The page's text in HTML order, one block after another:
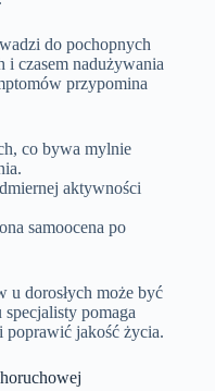
do pochopnych
i czasem nadużywania
przypomina
co bywa mylnie
aktywności
samoocena po
u dorosłych może być
pomaga
poprawić jakość życia.